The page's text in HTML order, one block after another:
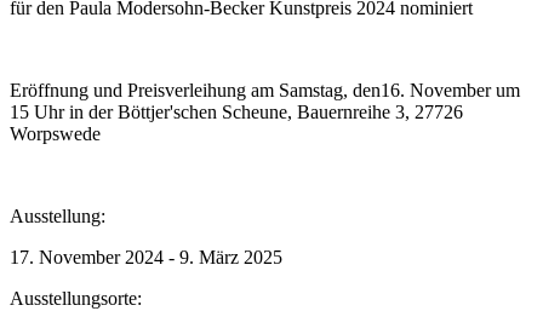
für den Paula Modersohn-Becker Kunstpreis 2024 nominiert
Eröffnung und Preisverleihung am Samstag, den16. November um
15 Uhr in der Böttjer'schen Scheune, Bauernreihe 3, 27726
Worpswede
Ausstellung:
17. November 2024 - 9. März 2025
Ausstellungsorte: